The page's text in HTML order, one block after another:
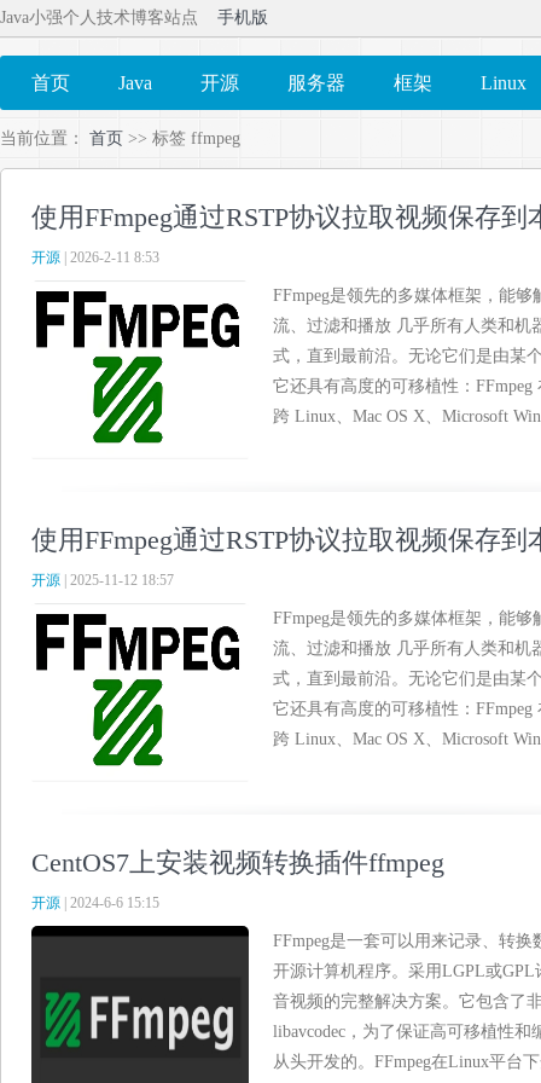
Java小强个人技术博客站点 手机版
首页 Java 开源 服务器 框架 Linux
当前位置： 首页 >> 标签 ffmpeg
使用FFmpeg通过RSTP协议拉取视频保存到
开源 | 2026-2-11 8:53
FFmpeg是领先的多媒体框架，能
流、过滤和播放 几乎所有人类和机
式，直到最前沿。无论它们是由某
它还具有高度的可移植性：
跨 Linux、Mac OS X、Microsoft
使用FFmpeg通过RSTP协议拉取视频保存到
开源 | 2025-11-12 18:57
FFmpeg是领先的多媒体框架，能
流、过滤和播放 几乎所有人类和机
式，直到最前沿。无论它们是由某
它还具有高度的可移植性：
跨 Linux、Mac OS X、Microsoft
CentOS7上安装视频转换插件ffmpeg
开源 | 2024-6-6 15:15
FFmpeg是一套可以用来记录、转
开源计算机程序。采用LGPL或
音视频的完整解决方案。它包含了
libavcodec，为了保证高可移植性和
从头开发的。FFmpeg在Linux平台